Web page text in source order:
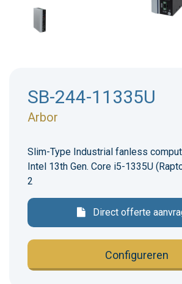
SB-244-11335U
Arbor
Slim-Type Industrial fanless
Intel 13th Gen. Core i5-1335U
2
Direct offerte
Configureren